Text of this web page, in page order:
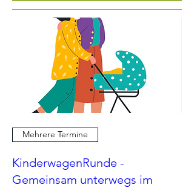
Mehrere Termine
KinderwagenRunde -
Gemeinsam unterwegs im